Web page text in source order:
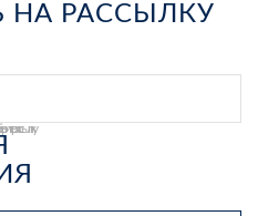
РАССЫЛКУ
рассылку